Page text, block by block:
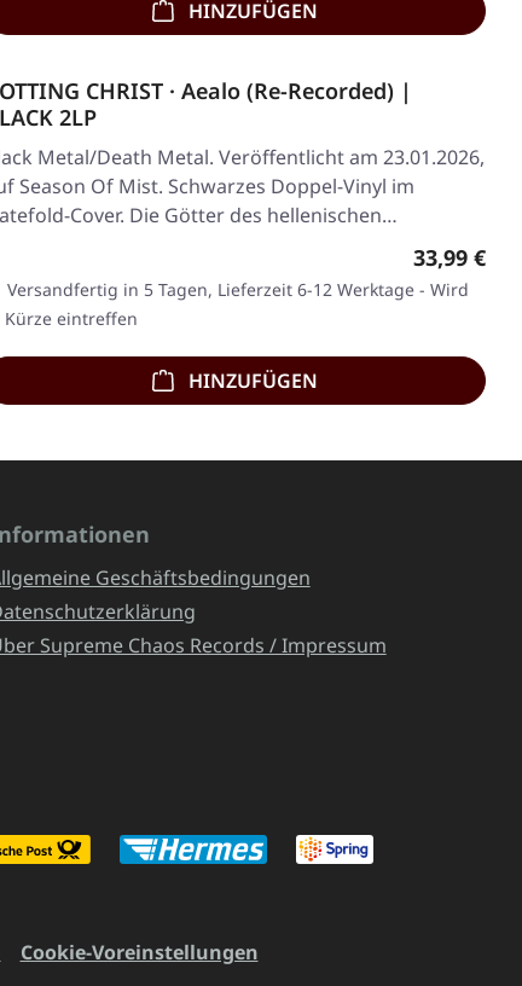
HINZUFÜGEN
CHRIST · Aealo (Re-Recorded) |
2LP
Metal/Death Metal. Veröffentlicht am 23.01.2026,
Season Of Mist. Schwarzes Doppel-Vinyl im
Cover. Die Götter des hellenischen…
Regulärer
33,99 €
Versandfertig in 5 Tagen, Lieferzeit 6-12 Werktage - Wird
Kürze eintreffen
HINZUFÜGEN
Geschäftsbedingungen
Supreme Chaos Records / Impressum
Cookie-Voreinstellungen